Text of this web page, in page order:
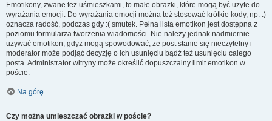
Emotikony, zwane też uśmieszkami, to małe obrazki, które mogą być użyte do
wyrażania emocji. Do wyrażania emocji można też stosować krótkie kody, np. :)
oznacza radość, podczas gdy :( smutek. Pełna lista emotikon jest dostępna z
poziomu formularza tworzenia wiadomości. Nie należy jednak nadmiernie
używać emotikon, gdyż mogą spowodować, że post stanie się nieczytelny i
moderator może podjąć decyzję o ich usunięciu bądź też usunięciu całego
posta. Administrator witryny może określić dopuszczalny limit emotikon w
poście.
Na górę
Czy można umieszczać obrazki w poście?